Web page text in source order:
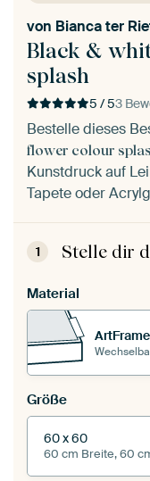
Black &
splash
von Bianca ter
5 / 53
Bestelle dieses
flower colour
Kunstdruck auf
Tapete oder
1 Stelle dir
Material
Größe
60 x 60
60 cm Breite, 60